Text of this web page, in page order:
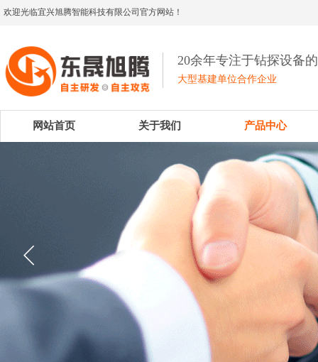
欢迎光临宜兴旭腾智能科技有限公司官方网站！
20余年专注于钻探设备
大型基建单位合作企业
网站首页 关于我们 产品中心